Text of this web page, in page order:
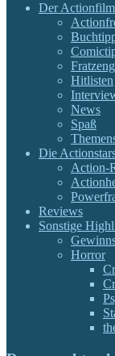
Der Actionfilm
Hitlisten
News
Spaß
Die
Action-
Reviews
Sonstige
Horror